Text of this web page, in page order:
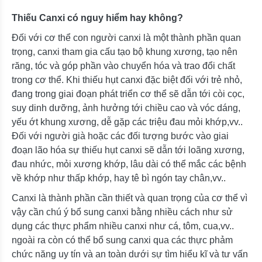
Thiếu Canxi có nguy hiểm hay không?
Đối với cơ thể con người canxi là một thành phần quan
trọng, canxi tham gia cấu tạo bộ khung xương, tạo nên
răng, tóc và góp phần vào chuyển hóa và trao đổi chất
trong cơ thể. Khi thiếu hụt canxi đặc biệt đối với trẻ nhỏ,
đang trong giai đoạn phát triển cơ thể sẽ dẫn tới còi cọc,
suy dinh dưỡng, ảnh hưởng tới chiều cao và vóc dáng,
yếu ớt khung xương, dễ gặp các triệu đau mỏi khớp,vv..
Đối với người già hoặc các đối tượng bước vào giai
đoạn lão hóa sự thiếu hụt canxi sẽ dẫn tới loãng xương,
đau nhức, mỏi xương khớp, lâu dài có thể mắc các bệnh
về khớp như thấp khớp, hay tê bì ngón tay chân,vv..
Canxi là thành phần cần thiết và quan trọng của cơ thể vì
vậy cần chú ý bổ sung canxi bằng nhiều cách như sử
dụng các thực phẩm nhiều canxi như cá, tôm, cua,vv..
ngoài ra còn có thể bổ sung canxi qua các thực phảm
chức năng uy tín và an toàn dưới sự tìm hiểu kĩ và tư vấn